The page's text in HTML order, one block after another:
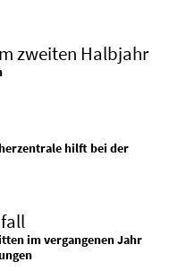
zweiten Halbjahr
hilft bei der
im vergangenen Jahr